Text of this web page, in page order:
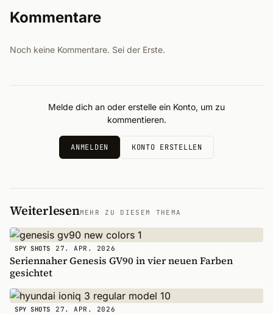
Kommentare
Noch keine Kommentare. Sei der Erste.
Melde dich an oder erstelle ein Konto, um zu
kommentieren.
ANMELDEN KONTO ERSTELLEN
WeiterlesenMEHR ZU DIESEM THEMA
SPY SHOTS 27. APR. 2026
Seriennaher Genesis GV90 in vier neuen Farben
gesichtet
SPY SHOTS 27. APR. 2026